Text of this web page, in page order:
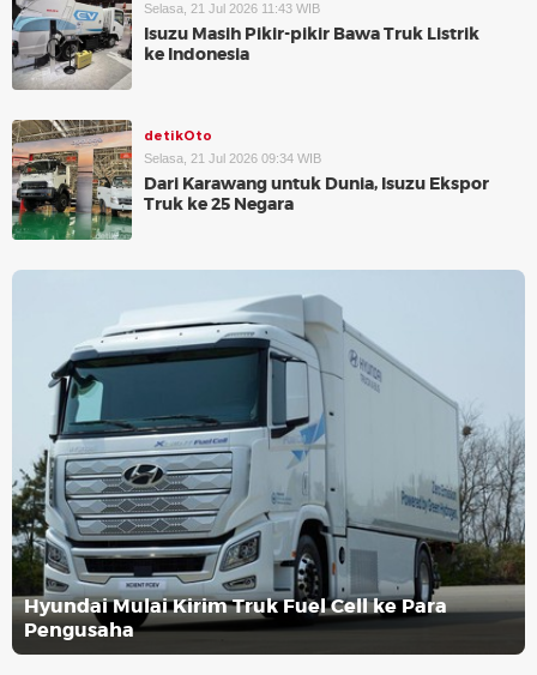
Selasa, 21 Jul 2026 11:43 WIB
Isuzu Masih Pikir-pikir Bawa Truk Listrik
ke Indonesia
detikOto
Selasa, 21 Jul 2026 09:34 WIB
Dari Karawang untuk Dunia, Isuzu Ekspor
Truk ke 25 Negara
Hyundai Mulai Kirim Truk Fuel Cell ke Para
Pengusaha